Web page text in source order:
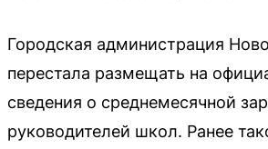
Городская администрация
перестала размещать на
сведения о среднемесячной
руководителей школ. Ранее